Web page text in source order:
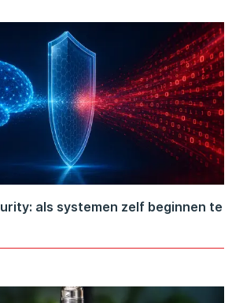
als systemen zelf beginnen te